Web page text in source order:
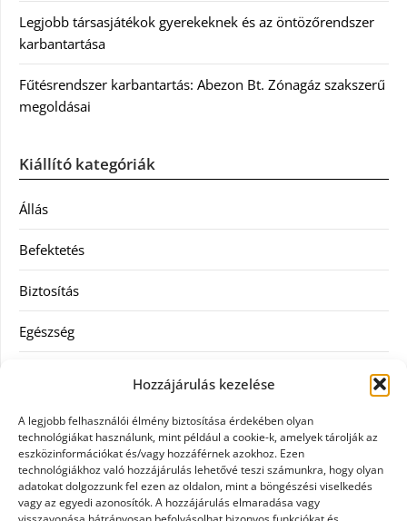
Hozzájárulás kezelése
A legjobb felhasználói élmény biztosítása érdekében olyan
technológiákat használunk, mint például a cookie-k, amelyek tárolják az
eszközinformációkat és/vagy hozzáférnek azokhoz. Ezen
technológiákhoz való hozzájárulás lehetővé teszi számunkra, hogy olyan
adatokat dolgozzunk fel ezen az oldalon, mint a böngészési viselkedés
vagy az egyedi azonosítók. A hozzájárulás elmaradása vagy
Legjobb társasjátékok gyerekeknek és az öntözőrendszer
karbantartása
Fűtésrendszer karbantartás: Abezon Bt. Zónagáz szakszerű
megoldásai
Kiállító kategóriák
Állás
Befektetés
Biztosítás
Egészség
Ingatlan
Művészetek és szórakozás
Múzeumok